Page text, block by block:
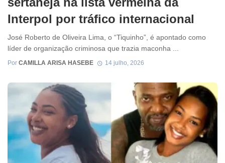
Interpol por tráfico internacional
José Roberto de Oliveira Lima, o “Tiquinho”, é apontado como
líder de organização criminosa que trazia maconha ...
Por CAMILLA ARISA HASEBE 14 julho, 2026